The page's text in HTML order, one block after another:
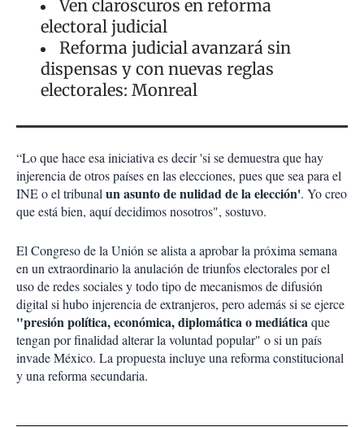
Ven claroscuros en reforma
electoral judicial
Reforma judicial avanzará sin
dispensas y con nuevas reglas
electorales: Monreal
“Lo que hace esa iniciativa es decir 'si se demuestra que hay
injerencia de otros países en las elecciones, pues que sea para el
INE o el tribunalun asunto de nulidad de la elección'. Yo creo
que está bien, aquí decidimos nosotros", sostuvo.
El Congreso de la Unión se alista a aprobar la próxima semana
en un extraordinario la anulación de triunfos electorales por el
uso de redes sociales y todo tipo de mecanismos de difusión
digital si hubo injerencia de extranjeros, pero además si se ejerce
"presión política, económica, diplomática o mediáticaque
tengan por finalidad alterar la voluntad popular" o si un país
invade México. La propuesta incluye una reforma constitucional
y una reforma secundaria.